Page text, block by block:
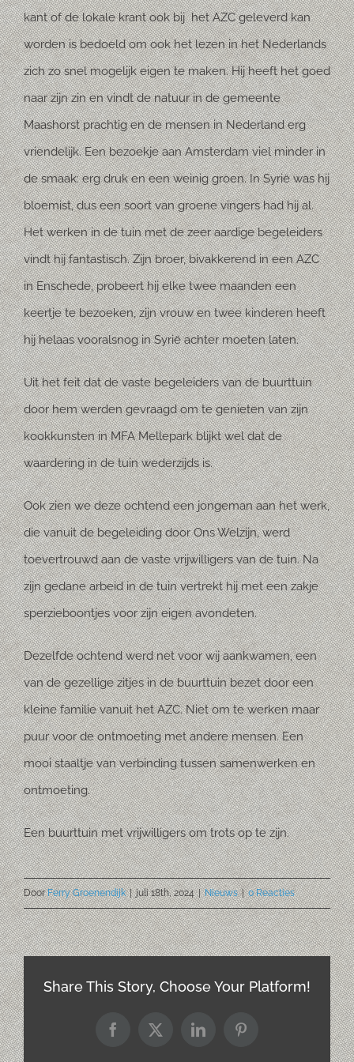
kant of de lokale krant ook bij het AZC geleverd kan
worden is bedoeld om ook het lezen in het Nederlands
zich zo snel mogelijk eigen te maken. Hij heeft het goed
naar zijn zin en vindt de natuur in de gemeente
Maashorst prachtig en de mensen in Nederland erg
vriendelijk. Een bezoekje aan Amsterdam viel minder in
de smaak: erg druk en een weinig groen. In Syrië was hij
bloemist, dus een soort van groene vingers had hij al.
Het werken in de tuin met de zeer aardige begeleiders
vindt hij fantastisch. Zijn broer, bivakkerend in een AZC
in Enschede, probeert hij elke twee maanden een
keertje te bezoeken, zijn vrouw en twee kinderen heeft
hij helaas vooralsnog in Syrië achter moeten laten.
Uit het feit dat de vaste begeleiders van de buurttuin
door hem werden gevraagd om te genieten van zijn
kookkunsten in MFA Mellepark blijkt wel dat de
waardering in de tuin wederzijds is.
Ook zien we deze ochtend een jongeman aan het werk,
die vanuit de begeleiding door Ons Welzijn, werd
toevertrouwd aan de vaste vrijwilligers van de tuin. Na
zijn gedane arbeid in de tuin vertrekt hij met een zakje
sperzieboontjes voor zijn eigen avondeten.
Dezelfde ochtend werd net voor wij aankwamen, een
van de gezellige zitjes in de buurttuin bezet door een
kleine familie vanuit het AZC. Niet om te werken maar
puur voor de ontmoeting met andere mensen. Een
mooi staaltje van verbinding tussen samenwerken en
ontmoeting.
Een buurttuin met vrijwilligers om trots op te zijn.
DoorFerry Groenendijk | juli 18th, 2024 | Nieuws | 0 Reacties
Share This Story, Choose Your Platform!
Facebook
X LinkedInPinterest